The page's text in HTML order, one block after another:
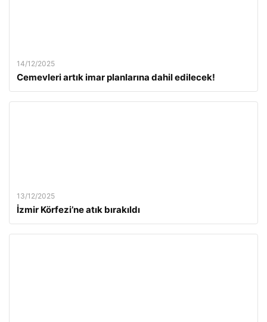
14/12/2025
Cemevleri artık imar planlarına dahil edilecek!
13/12/2025
İzmir Körfezi’ne atık bırakıldı